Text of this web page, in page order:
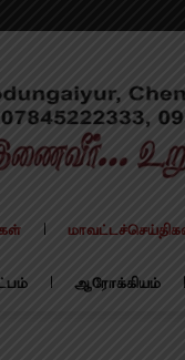
ஆரோக்கியம்